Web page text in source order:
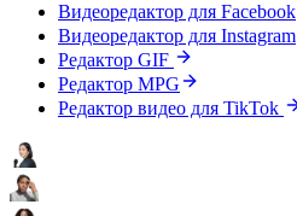
Видеоредактор для Facebook
Видеоредактор для Instagram
Редактор GIF
Редактор MPG
Редактор видео для TikTok